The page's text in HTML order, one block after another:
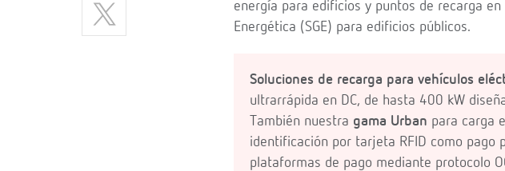
energía para edificios y puntos de recarga
Energética (SGE) para edificios públicos.
Soluciones de recarga para vehículos
ultrarrápida en DC, de hasta 400 kW
También nuestra gama Urban para carga
identificación por tarjeta RFID como pago
plataformas de pago mediante protocolo